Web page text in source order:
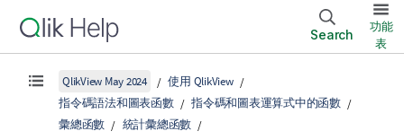
Search
功能
表
QlikView May 2024
使用 QlikView
指令碼語法和圖表函數
指令碼和圖表運算式中的函數
彙總函數
統計彙總函數